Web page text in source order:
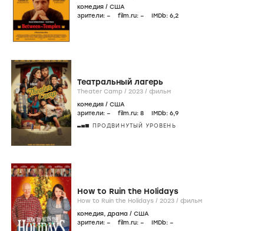
комедия / США
зрители: – film.ru: – IMDb: 6,2
Театральный лагерь
Theater Camp / 2023 / фильм
комедия / США
зрители: – film.ru: 8 IMDb: 6,9
ПРОДВИНУТЫЙ УРОВЕНЬ
How to Ruin the Holidays
How to Ruin the Holidays / 2023 / фильм
комедия, драма / США
зрители: – film.ru: – IMDb: –